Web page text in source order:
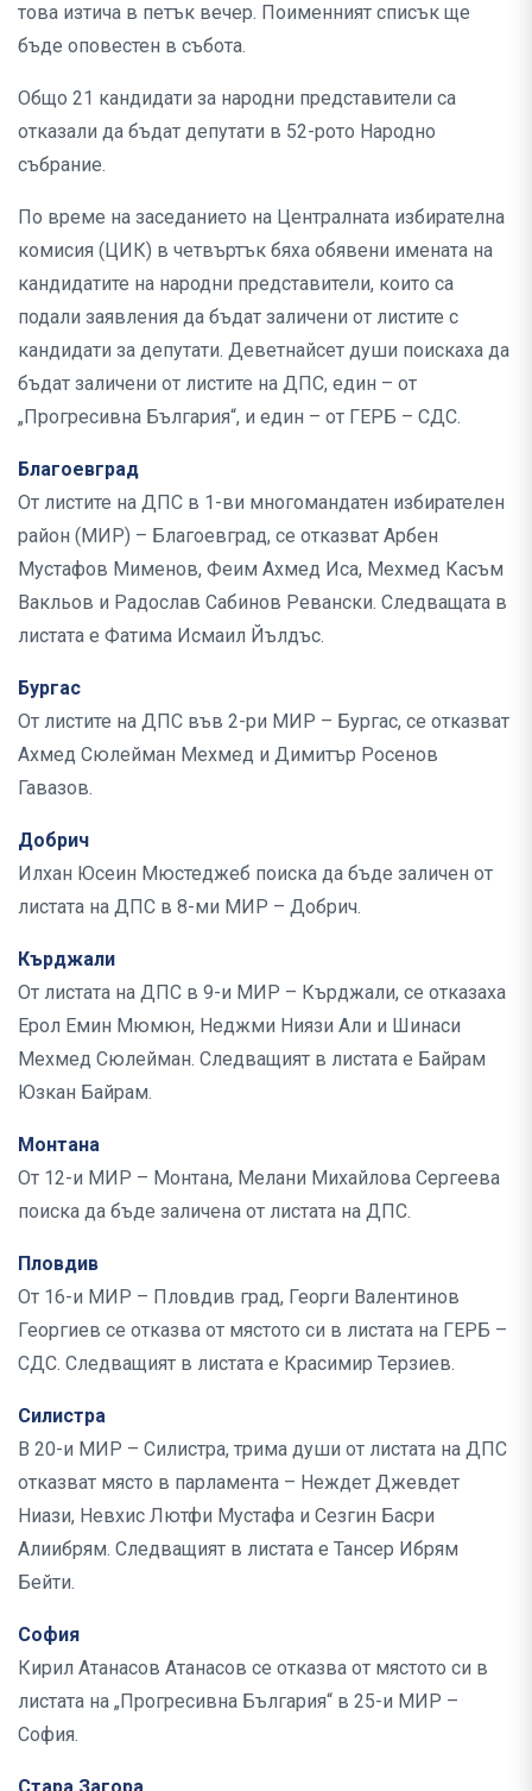
това изтича в петък вечер. Поименният списък ще
бъде оповестен в събота.
Общо 21 кандидати за народни представители са
отказали да бъдат депутати в 52-рото Народно
събрание.
По време на заседанието на Централната избирателна
комисия (ЦИК) в четвъртък бяха обявени имената на
кандидатите на народни представители, които са
подали заявления да бъдат заличени от листите с
кандидати за депутати. Деветнайсет души поискаха да
бъдат заличени от листите на ДПС, един – от
„Прогресивна България“, и един – от ГЕРБ – СДС.
Благоевград
От листите на ДПС в 1-ви многомандатен избирателен
район (МИР) – Благоевград, се отказват Арбен
Мустафов Мименов, Феим Ахмед Иса, Мехмед Касъм
Вакльов и Радослав Сабинов Ревански. Следващата в
листата е Фатима Исмаил Йълдъс.
Бургас
От листите на ДПС във 2-ри МИР – Бургас, се отказват
Ахмед Сюлейман Мехмед и Димитър Росенов
Гавазов.
Добрич
Илхан Юсеин Мюстеджеб поиска да бъде заличен от
листата на ДПС в 8-ми МИР – Добрич.
Кърджали
От листата на ДПС в 9-и МИР – Кърджали, се отказаха
Ерол Емин Мюмюн, Неджми Ниязи Али и Шинаси
Мехмед Сюлейман. Следващият в листата е Байрам
Юзкан Байрам.
Монтана
От 12-и МИР – Монтана, Мелани Михайлова Сергеева
поиска да бъде заличена от листата на ДПС.
Пловдив
От 16-и МИР – Пловдив град, Георги Валентинов
Георгиев се отказва от мястото си в листата на ГЕРБ –
СДС. Следващият в листата е Красимир Терзиев.
Силистра
В 20-и МИР – Силистра, трима души от листата на ДПС
отказват място в парламента – Неждет Джевдет
Ниази, Невхис Лютфи Мустафа и Сезгин Басри
Алиибрям. Следващият в листата е Тансер Ибрям
Бейти.
София
Кирил Атанасов Атанасов се отказва от мястото си в
листата на „Прогресивна България“ в 25-и МИР –
София.